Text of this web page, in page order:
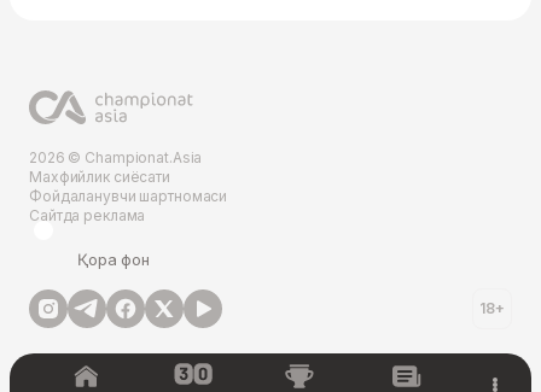
2026 © Championat.Asia
Махфийлик сиёсати
Фойдаланувчи шартномаси
Сайтда реклама
Қора фон
18+